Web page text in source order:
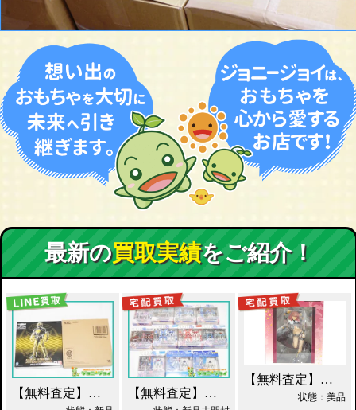
最新の買取実績をご紹介！
【無料査定】昭和レトロ玩具歓迎 ｜ S.I.C. 仮面ライダーオーズ ラトラーターコンボ買取 【無料査定】昭和レトロ玩具歓迎 ｜ ガンダムフィックスフィギュレーション GFF おまとめ買取！
【無料査定】昭和レトロ玩具歓迎 ｜ アルター 百花繚乱 千姫 買取！
状態：美品